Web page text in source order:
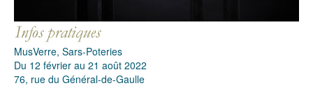
MusVerre, Sars-Poteries
Du 12 février au 21 août 2022
76, rue du Général-de-Gaulle